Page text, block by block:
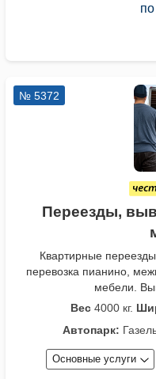
№ 5372
Переезды,
Квартирные
перевозка пианино,
мебели.
Вес 4000 кг.
Автопарк:
Основные услуги